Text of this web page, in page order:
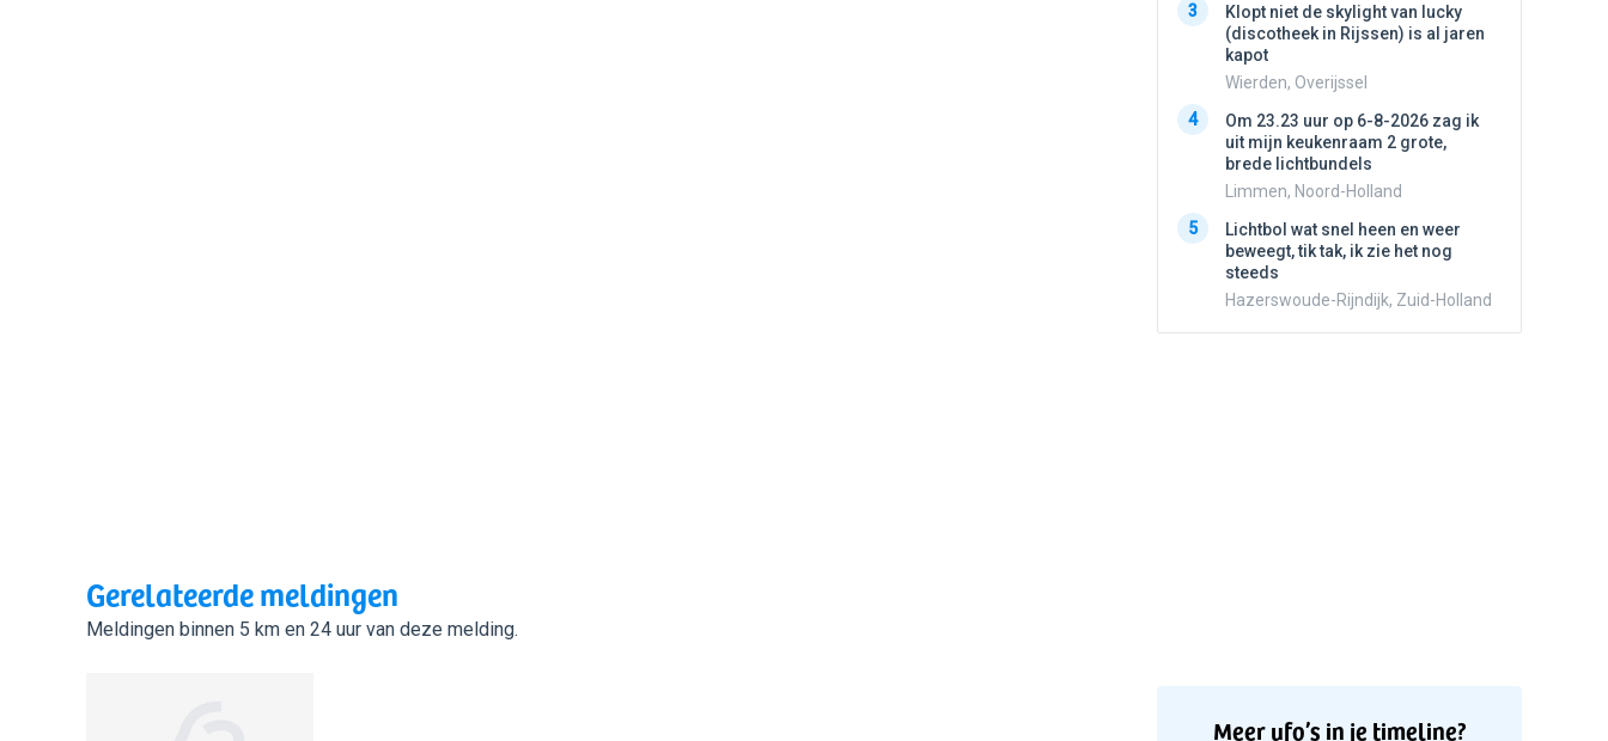
Gerelateerde meldingen
Meldingen binnen 5 km en 24 uur van deze melding.
3
Klopt niet de skylight van lucky
(discotheek in Rijssen) is al jaren
kapot
Wierden, Overijssel
4
Om 23.23 uur op 6-8-2026 zag ik
uit mijn keukenraam 2 grote,
brede lichtbundels
Limmen, Noord-Holland
5
Lichtbol wat snel heen en weer
beweegt, tik tak, ik zie het nog
steeds
Hazerswoude-Rijndijk, Zuid-Holland
Meer ufo’s in je timeline?